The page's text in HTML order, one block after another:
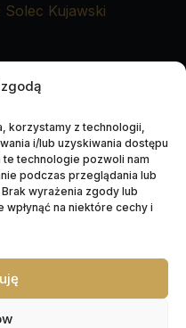
korzystamy z technologii,
i/lub uzyskiwania dostępu
technologie pozwoli nam
podczas przeglądania lub
wyrażenia zgody lub
na niektóre cechy i
Kujawski